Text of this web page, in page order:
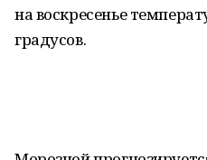
на воскресенье
градусов.